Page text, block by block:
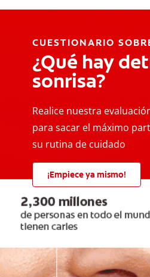
CUESTIONARIO
¿Qué hay
sonrisa?
Realice nuestra
para sacar el máximo
su rutina de cuidado
¡Empiece ya mismo!